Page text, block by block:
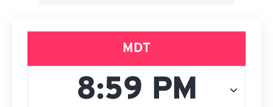
MDT